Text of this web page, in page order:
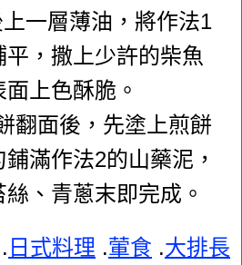
一層薄油，將作法1
平，撒上少許的柴魚
上色酥脆。
翻面後，先塗上煎餅
滿作法2的山藥泥，
、青蔥末即完成。
. 日式料理 .葷食 .大排長